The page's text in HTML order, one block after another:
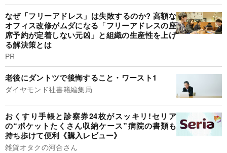
なぜ「フリーアドレス」は失敗するのか? 高額な
オフィス改修がムダになる「フリーアドレスの座
席予約が定着しない元凶」と組織の生産性を上げ
る解決策とは
PR
老後にダントツで後悔すること・ワースト1
ダイヤモンド社書籍編集局
おくすり手帳と診察券24枚がスッキリ!セリア
の“ポケットたくさん収納ケース”病院の書類も
持ち歩けて便利《購入レビュー》
雑貨オタクの河合さん